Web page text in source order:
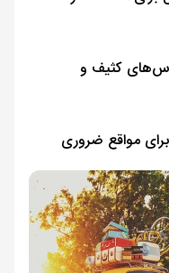
کثیف و
مواقع ضروری